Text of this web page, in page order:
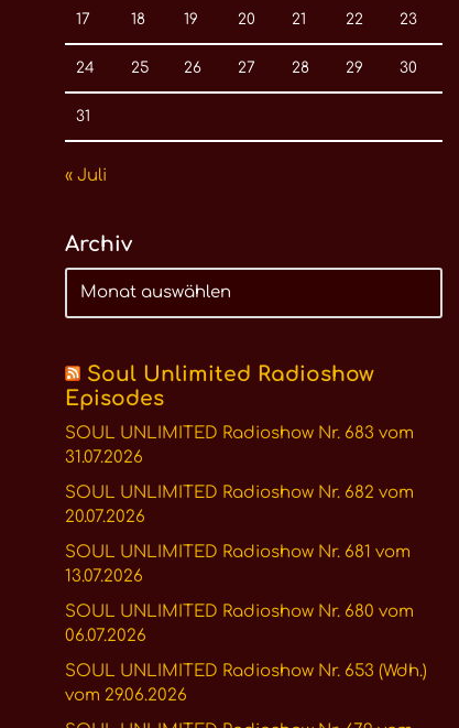
17 18 19 20 21 22 23
24 25 26 27 28 29 30
31
« Juli
Archiv
Soul Unlimited Radioshow
Episodes
SOUL UNLIMITED Radioshow Nr. 683 vom
31.07.2026
SOUL UNLIMITED Radioshow Nr. 682 vom
20.07.2026
SOUL UNLIMITED Radioshow Nr. 681 vom
13.07.2026
SOUL UNLIMITED Radioshow Nr. 680 vom
06.07.2026
SOUL UNLIMITED Radioshow Nr. 653 (Wdh.)
vom 29.06.2026